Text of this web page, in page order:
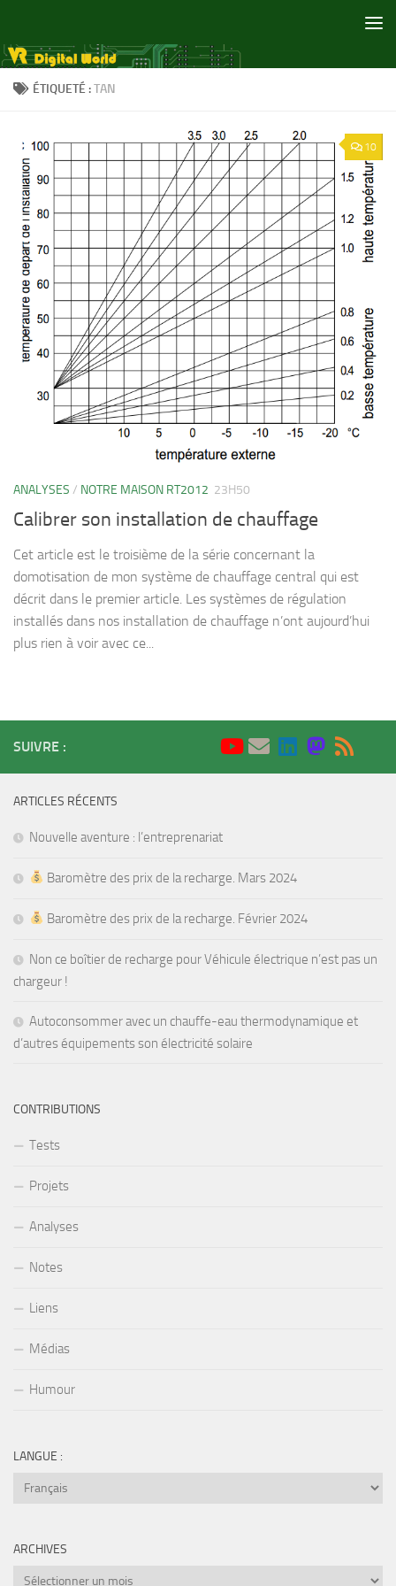
ÉTIQUETÉ :TAN
10
ANALYSES / NOTRE MAISON RT2012 23H50
Calibrer son installation de chauffage
Cet article est le troisième de la série concernant la
domotisation de mon système de chauffage central qui est
décrit dans le premier article. Les systèmes de régulation
installés dans nos installation de chauffage n’ont aujourd’hui
plus rien à voir avec ce...
SUIVRE :
ARTICLES RÉCENTS
Nouvelle aventure : l’entreprenariat
Baromètre des prix de la recharge. Mars 2024
Baromètre des prix de la recharge. Février 2024
Non ce boîtier de recharge pour Véhicule électrique n’est pas un
chargeur !
Autoconsommer avec un chauffe-eau thermodynamique et
d’autres équipements son électricité solaire
CONTRIBUTIONS
Tests
Projets
Analyses
Notes
Liens
Médias
Humour
LANGUE :
ARCHIVES
Archives